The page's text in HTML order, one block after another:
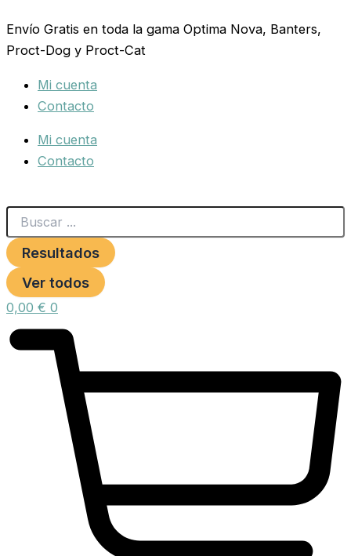
al
contenido
Envío Gratis en toda la gama Optima Nova, Banters,
Proct-Dog y Proct-Cat
Mi cuenta
Contacto
Mi cuenta
Contacto
...
Resultados
Ver todos
0,00 € 0
ISABELINO
DELUXE
TALLA
cantidad